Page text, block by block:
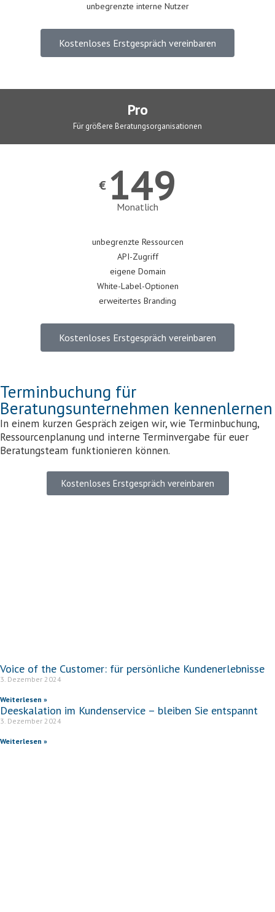
unbegrenzte interne Nutzer
Kostenloses Erstgespräch vereinbaren
Pro
Für größere Beratungsorganisationen
€ 149
Monatlich
unbegrenzte Ressourcen
API-Zugriff
eigene Domain
White-Label-Optionen
erweitertes Branding
Kostenloses Erstgespräch vereinbaren
Terminbuchung für
Beratungsunternehmen kennenlernen
In einem kurzen Gespräch zeigen wir, wie Terminbuchung,
Ressourcenplanung und interne Terminvergabe für euer
Beratungsteam funktionieren können.
Kostenloses Erstgespräch vereinbaren
Voice of the Customer: für persönliche Kundenerlebnisse
3. Dezember 2024
Weiterlesen »
Deeskalation im Kundenservice – bleiben Sie entspannt
3. Dezember 2024
Weiterlesen »